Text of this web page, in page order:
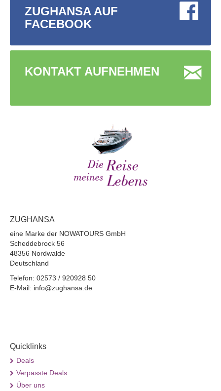
ZUGHANSA AUF
FACEBOOK
KONTAKT AUFNEHMEN
ZUGHANSA
eine Marke der NOWATOURS GmbH
Scheddebrock 56
48356 Nordwalde
Deutschland
Telefon: 02573 / 920928 50
E-Mail: info@zughansa.de
Quicklinks
Deals
Verpasste Deals
Über uns